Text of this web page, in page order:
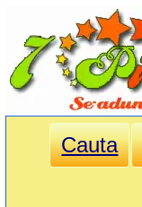
Cauta